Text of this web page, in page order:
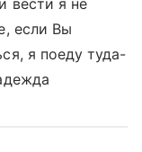
вести я не
если Вы
я поеду туда-